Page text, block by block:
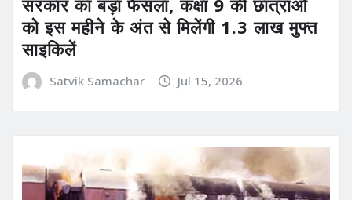
को इस महीने के अंत से मिलेंगी 1.3 लाख मुफ्त
साइकिलें
Satvik Samachar Jul 15, 2026